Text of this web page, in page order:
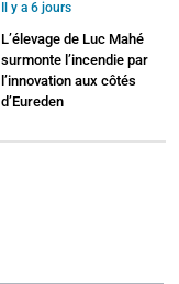
Il y a 6 jours
L’élevage de Luc Mahé
surmonte l’incendie par
l’innovation aux côtés
d’Eureden